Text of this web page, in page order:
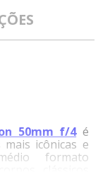
50mm f/4é
icônicas e
formato
No formato